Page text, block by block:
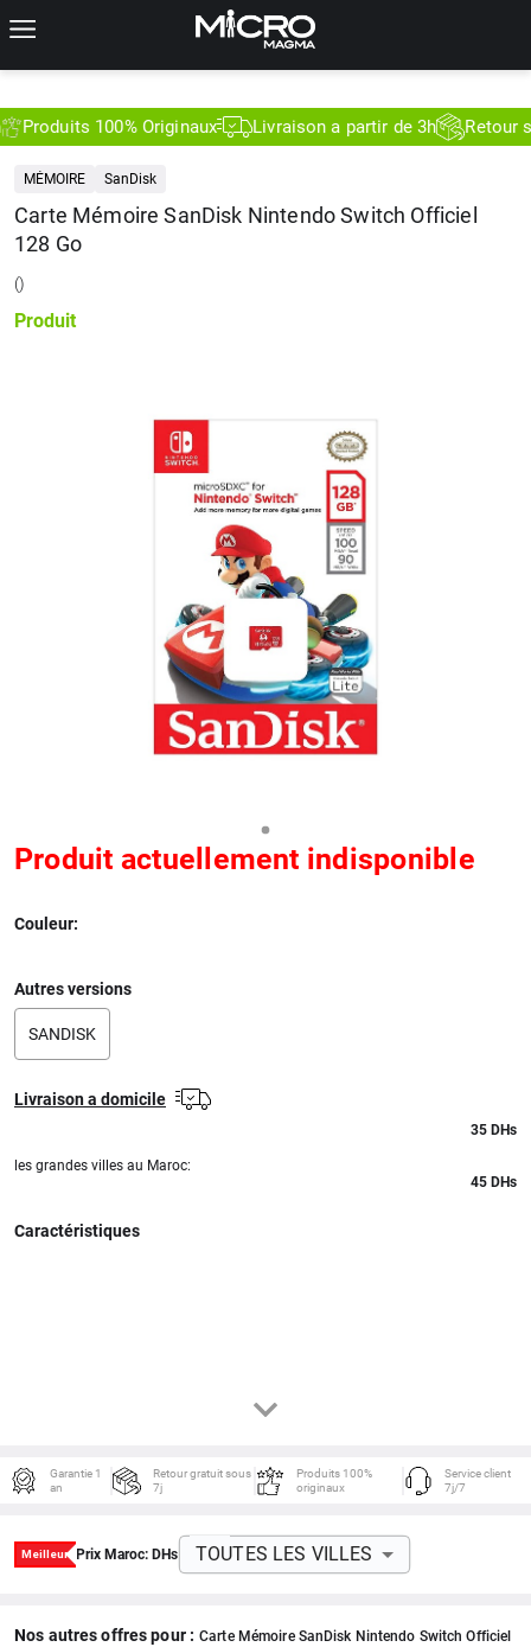
100% Originaux Livraison a partir de 3h Retour
MÉMOIRE SanDisk
Carte Mémoire SanDisk Nintendo Switch Officiel
128 Go
()
Produit
Produit actuellement indisponible
Couleur:
Autres versions
SANDISK
Livraison a domicile
35 DHs
les grandes villes au Maroc:
45 DHs
Caractéristiques
Garantie 1
an
Retour gratuit sous
7j
Produits 100%
originaux
Service client
7j/7
Prix Maroc: DHs TOUTES LES VILLES
Nos autres offres pour : Carte Mémoire SanDisk Nintendo Switch Officiel